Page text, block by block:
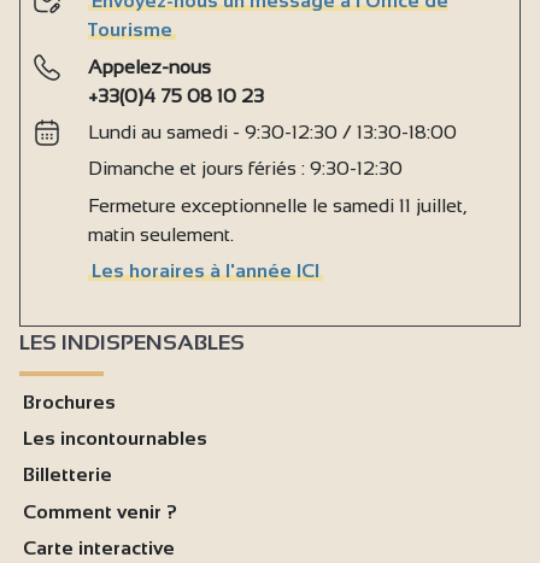
Tourisme
Appelez-nous
+33(0)4 75 08 10 23
Lundi au samedi - 9:30-12:30 / 13:30-18:00
Dimanche et jours fériés : 9:30-12:30
Fermeture exceptionnelle le samedi 11 juillet,
matin seulement.
Les horaires à l'année ICI
LES INDISPENSABLES
Brochures
Les incontournables
Billetterie
Comment venir ?
Carte interactive